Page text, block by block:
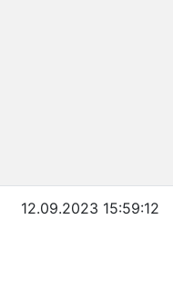
12.09.2023 15:59:12